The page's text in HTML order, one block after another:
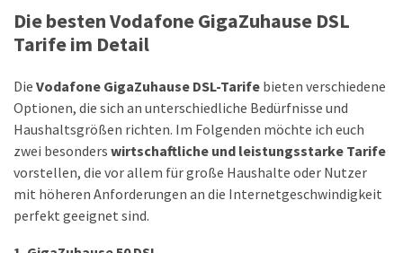
Smartwatches
(13)
Handytarif
(38)
Angebote
(19)
Handytarif-
Vergleich
Die besten Vodafone GigaZuhause DSL
Tarife im Detail
Die Vodafone GigaZuhause DSL-Tarife bieten verschiedene
Optionen, die sich an unterschiedliche Bedürfnisse und
Haushaltsgrößen richten. Im Folgenden möchte ich euch
zwei besonders wirtschaftliche und leistungsstarke Tarife
vorstellen, die vor allem für große Haushalte oder Nutzer
mit höheren Anforderungen an die Internetgeschwindigkeit
perfekt geeignet sind.